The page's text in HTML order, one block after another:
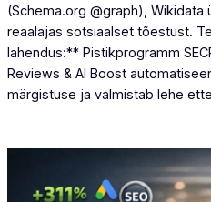
(Schema.org @graph), Wikidata
reaalajas sotsiaalset tõestust.
lahendus:** Pistikprogramm
Reviews & AI Boost
märgistuse ja valmistab lehe